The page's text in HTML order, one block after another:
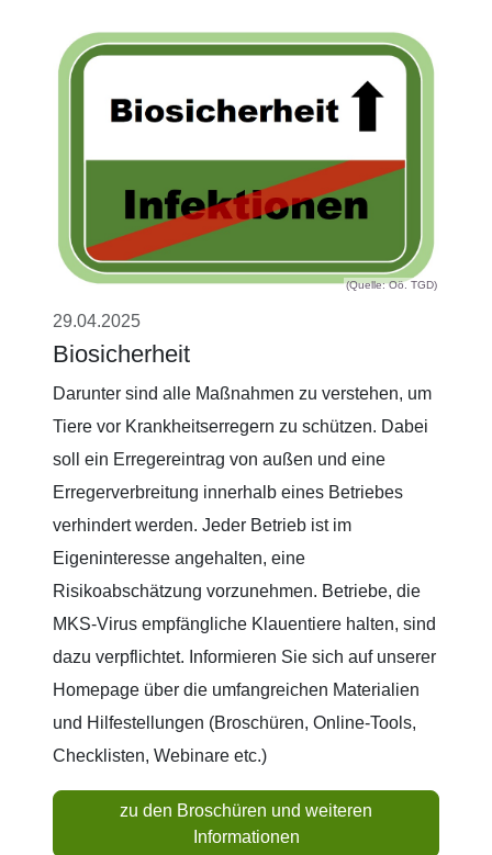
(Quelle: Oö. TGD)
29.04.2025
Biosicherheit
Darunter sind alle Maßnahmen zu verstehen, um
Tiere vor Krankheitserregern zu schützen. Dabei
soll ein Erregereintrag von außen und eine
Erregerverbreitung innerhalb eines Betriebes
verhindert werden. Jeder Betrieb ist im
Eigeninteresse angehalten, eine
Risikoabschätzung vorzunehmen. Betriebe, die
MKS-Virus empfängliche Klauentiere halten, sind
dazu verpflichtet. Informieren Sie sich auf unserer
Homepage über die umfangreichen Materialien
und Hilfestellungen (Broschüren, Online-Tools,
Checklisten, Webinare etc.)
zu den Broschüren und weiteren
Informationen